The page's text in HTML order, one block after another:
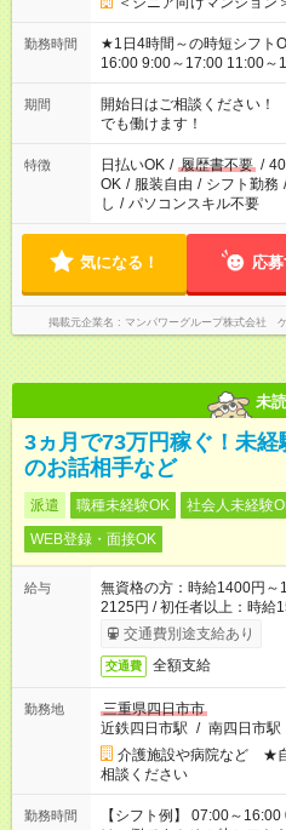
勤務時間
★1日4時間～の時短シフトOK ★スタート時間選べます！
16:00 9:00～17:00 11:00～19:00
場合、他のお仕事と合わせ
ん ※法令に基づき、週20時
となります ※労働者派遣法
短時間・短期間の就業はご
期間
開始日はご相談ください
でも働けます！
特徴 日払いOK / 履歴書不要 /
OK / 服装自由 / シフト勤務 /
し / パソコンスキル不要
気になる！ 応
掲載元企業名 マンパワーグループ株式会社
未読
3ヵ月で73万円稼ぐ！未
のお話相手など
派遣 職種未経験OK 社会人未経験
WEB登録・面接OK
給与
無資格の方：時給1400円～
2125円 / 初任者以上：時給
交通費別途支給あり
交通費 全額支給
勤務地
三重県四日市市
近鉄四日市駅 / 南四日市駅
介護施設や病院など ★
相談ください
勤務時間
【シフト例】 07:00～16:00